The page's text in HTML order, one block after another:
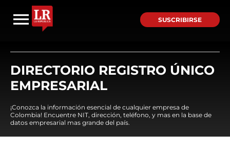
SUSCRIBIRSE
DIRECTORIO REGISTRO ÚNICO
EMPRESARIAL
¡Conozca la información esencial de cualquier empresa de
Colombia! Encuentre NIT, dirección, teléfono, y mas en la base de
datos empresarial mas grande del país.